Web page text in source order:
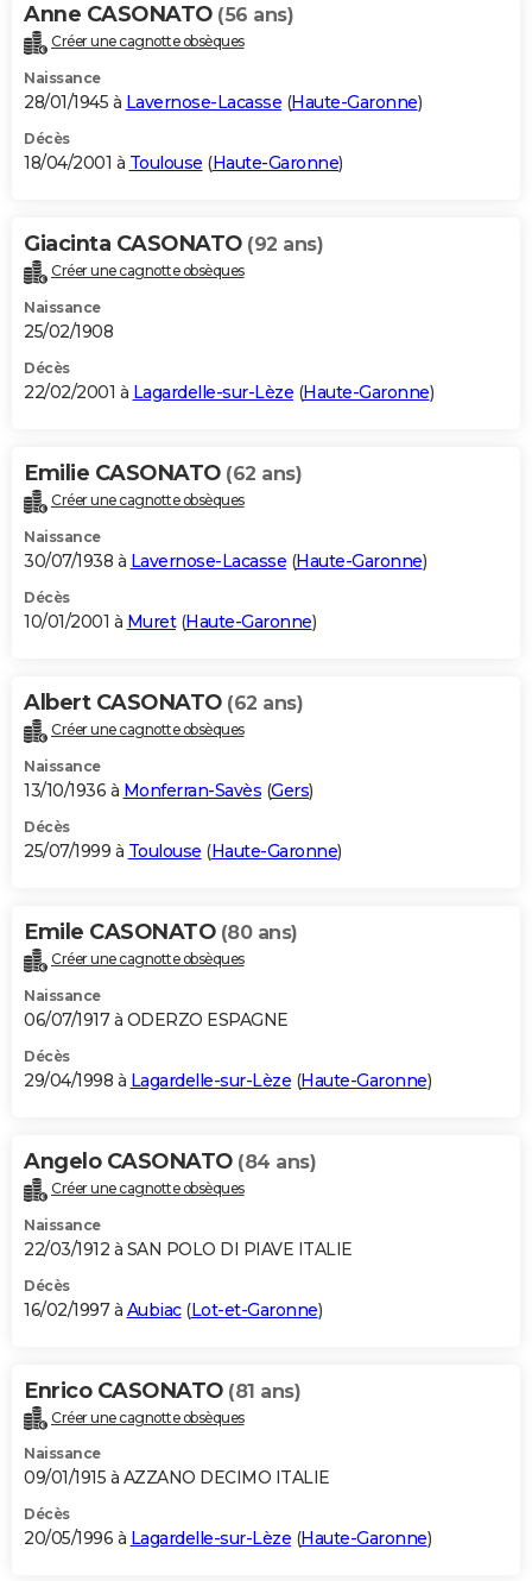
Anne CASONATO (56 ans)
Créer une cagnotte obsèques
Naissance
28/01/1945 à Lavernose-Lacasse (Haute-Garonne)
Décès
18/04/2001 à Toulouse (Haute-Garonne)
Giacinta CASONATO (92 ans)
Créer une cagnotte obsèques
Naissance
25/02/1908
Décès
22/02/2001 à Lagardelle-sur-Lèze (Haute-Garonne)
Emilie CASONATO (62 ans)
Créer une cagnotte obsèques
Naissance
30/07/1938 à Lavernose-Lacasse (Haute-Garonne)
Décès
10/01/2001 à Muret(Haute-Garonne)
Albert CASONATO (62 ans)
Créer une cagnotte obsèques
Naissance
13/10/1936 à Monferran-Savès (Gers)
Décès
25/07/1999 à Toulouse (Haute-Garonne)
Emile CASONATO (80 ans)
Créer une cagnotte obsèques
Naissance
06/07/1917 à ODERZO ESPAGNE
Décès
29/04/1998 à Lagardelle-sur-Lèze (Haute-Garonne)
Angelo CASONATO (84 ans)
Créer une cagnotte obsèques
Naissance
22/03/1912 à SAN POLO DI PIAVE ITALIE
Décès
16/02/1997 à Aubiac(Lot-et-Garonne)
Enrico CASONATO (81 ans)
Créer une cagnotte obsèques
Naissance
09/01/1915 à AZZANO DECIMO ITALIE
Décès
20/05/1996 à Lagardelle-sur-Lèze (Haute-Garonne)